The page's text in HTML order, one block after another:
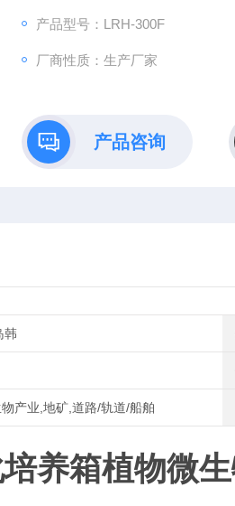
产品型号：LRH-300F
厂商性质：生产厂家
产品咨询
韩
产业,地矿,道路/轨道/船舶
养箱植物微